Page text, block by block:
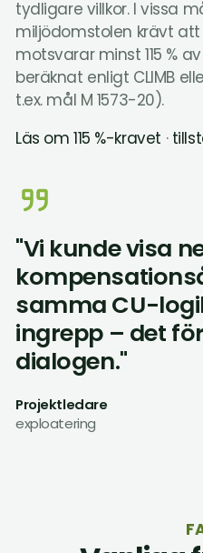
tydligare villkor. I vissa
miljödomstolen krävt
motsvarar minst 115 %
beräknat enligt CLIMB
t.ex. mål M 1573-20).
Läs om 115 %-kravet ·
"Vi kunde visa
samma CU-
ingrepp – det
dialogen."
Projektledare
exploatering